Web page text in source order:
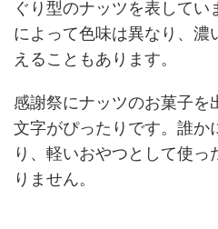
ぐり型のナッツを表して
によって色味は異なり、濃
えることもあります。
感謝祭にナッツのお菓子を
文字がぴったりです。誰か
り、軽いおやつとして使
りません。